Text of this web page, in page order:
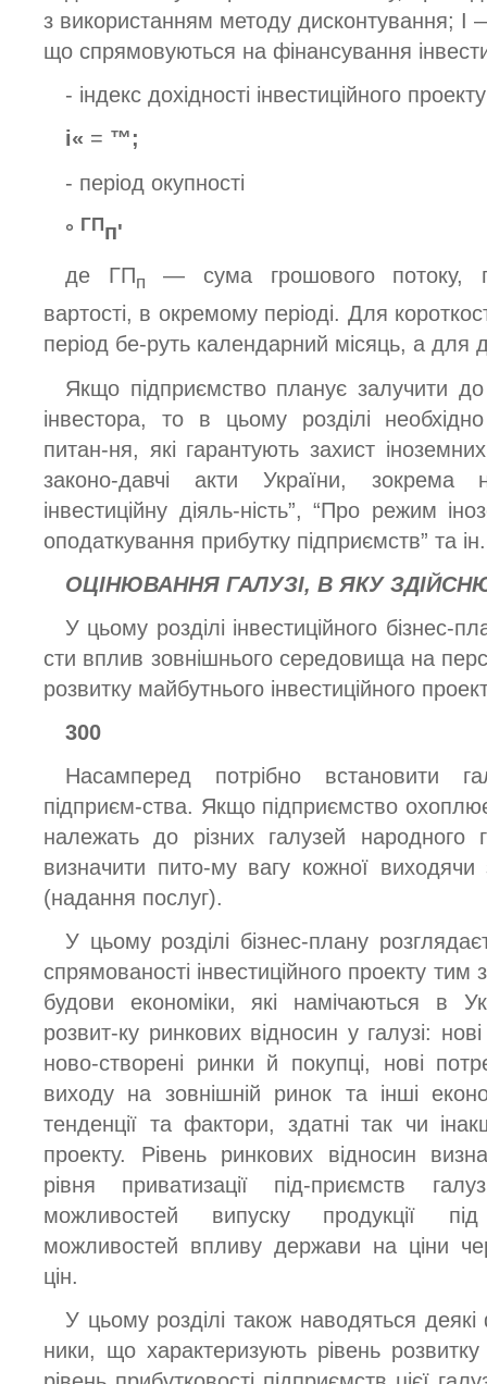
з використанням методу дисконтування; І
що спрямовуються на фінансування
- індекс дохідності інвестиційного проекту
і« = ™;
- період окупності
° ГП п'
де ГПп
— сума грошового потоку,
вартості, в окремому періоді. Для
період бе-руть календарний місяць, а для
Якщо підприємство планує залучити до
інвестора, то в цьому розділі
питан-ня, які гарантують захист
законо-давчі акти України,
інвестиційну діяль-ність”, “Про режим
оподаткування прибутку підприємств” та ін.
ОЦІНЮВАННЯ ГАЛУЗІ, В ЯКУ
У цьому розділі інвестиційного бізнес-
сти вплив зовнішнього середовища на
розвитку майбутнього інвестиційного
300
Насамперед потрібно встановити
підприєм-ства. Якщо підприємство
належать до різних галузей народного
визначити пито-му вагу кожної виходячи
(надання послуг).
У цьому розділі бізнес-плану
спрямованості інвестиційного проекту
будови економіки, які намічаються в
розвит-ку ринкових відносин у галузі:
ново-створені ринки й покупці, нові
виходу на зовнішній ринок та інші
тенденції та фактори, здатні так чи
проекту. Рівень ринкових відносин
рівня приватизації під-приємств
можливостей випуску продукції
можливостей впливу держави на ціни
цін.
У цьому розділі також наводяться деякі
ники, що характеризують рівень